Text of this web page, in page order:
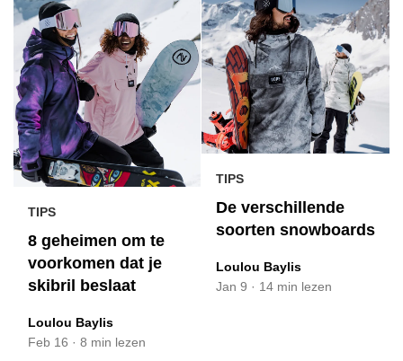
TIPS
8 geheimen om te
voorkomen dat je
skibril beslaat
Loulou Baylis
Feb 16 · 8 min lezen
TIPS
De verschillende
soorten snowboards
Loulou Baylis
Jan 9 · 14 min lezen